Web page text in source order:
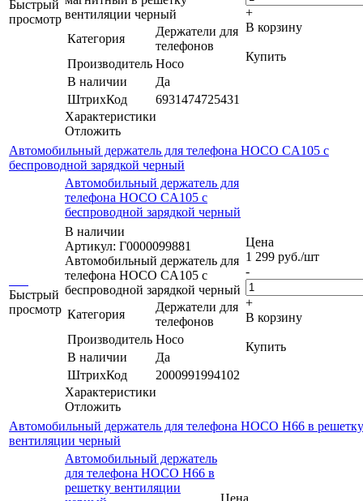
Быстрый
просмотр вентиляции черный
Категория
Держатели для
телефонов
Производитель Hoco
В наличии
Да
ШтрихКод
6931474725431
Характеристики
Отложить
+
В корзину
Купить
Автомобильный держатель для телефона HOCO CA105 с
беспроводной зарядкой черный
Быстрый
просмотр
Автомобильный держатель для
телефона HOCO CA105 с
беспроводной зарядкой черный
В наличии
Артикул: Г0000099881
Автомобильный держатель для
телефона HOCO CA105 с
беспроводной зарядкой черный
Категория
Держатели для
телефонов
Производитель Hoco
В наличии
Да
ШтрихКод
2000991994102
Характеристики
Отложить
Цена
1 299 руб./шт
-
+
В корзину
Купить
Автомобильный держатель для телефона HOCO H66 в решетку
вентиляции черный
Автомобильный держатель
для телефона HOCO H66 в
решетку вентиляции
Цена